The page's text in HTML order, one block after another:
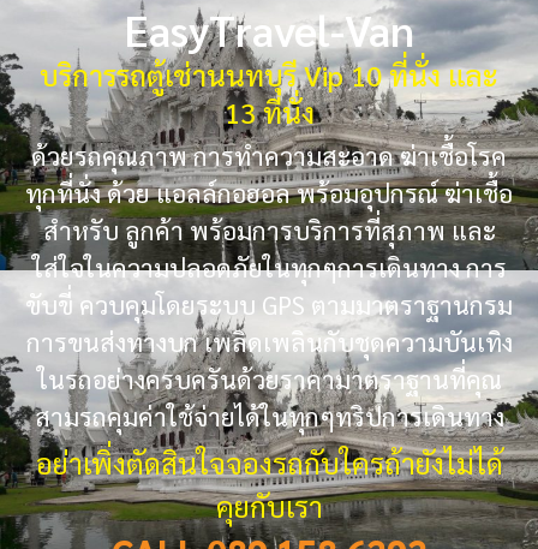
EasyTravel-Van
บริการรถตู้เช่านนทบุรี Vip 10 ที่นั่ง และ
13 ที่นั่ง
ด้วยรถคุณภาพ การทำความสะอาด ฆ่าเชื้อโรค
ทุกที่นั่ง ด้วย แอลล์กอฮอล พร้อมอุปกรณ์ ฆ่าเชื้อ
สำหรับ ลูกค้า พร้อมการบริการที่สุภาพ และ
ใส่ใจในความปลอดภัยในทุกๆการเดินทาง การ
ขับขี่ ควบคุมโดยระบบ GPS ตามมาตราฐานกรม
การขนส่งทางบก เพลิดเพลินกับชุดความบันเทิง
ในรถอย่างครบครันด้วยราคามาตราฐานที่คุณ
สามรถคุมค่าใช้จ่ายได้ในทุกๆทริปการเดินทาง
อย่าเพิ่งตัดสินใจจองรถกับใครถ้ายังไม่ได้
คุยกับเรา